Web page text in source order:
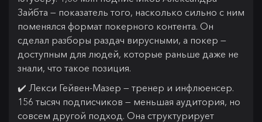
Зайбта — показатель того, насколько сильно с ним
поменялся формат покерного контента. Он
сделал разборы раздач вирусными, а покер —
доступным для людей, которые раньше даже не
знали, что такое позиция.
✔️ Лекси Гейвен-Мазер — тренер и инфлюенсер.
156 тысяч подписчиков — меньшая аудитория, но
совсем другой подход. Она структурирует